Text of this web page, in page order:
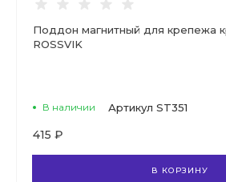
Поддон магнитный для крепежа
ROSSVIK
В наличии Артикул ST351
415 ₽
В КОРЗИНУ